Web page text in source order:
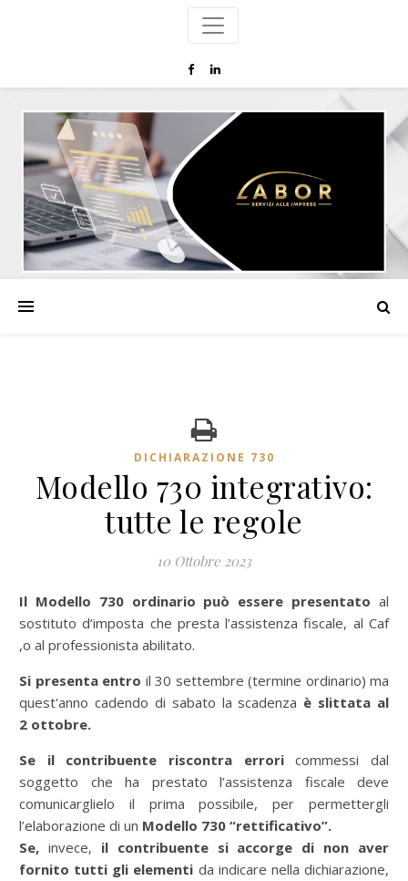
DICHIARAZIONE 730
Modello 730 integrativo:
tutte le regole
10 Ottobre 2023
Il Modello 730 ordinario può essere presentato al
sostituto d’imposta che presta l’assistenza fiscale, al Caf
,o al professionista abilitato.
Si presenta entro il 30 settembre (termine ordinario) ma
quest'anno cadendo di sabato la scadenza è slittata al
2 ottobre.
Se il contribuente riscontra erroricommessi dal
soggetto che ha prestato l’assistenza fiscale deve
comunicarglielo il prima possibile, per permettergli
l’elaborazione di un Modello 730 “rettificativo”.
Se, invece, il contribuente si accorge di non aver
fornito tutti gli elementi da indicare nella dichiarazione,